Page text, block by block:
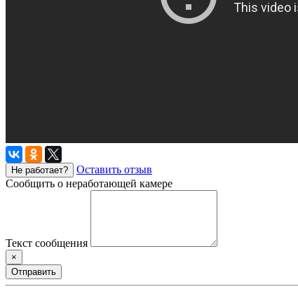
Не работает?
Оставить отзыв
Сообщить о неработающей камере
Текст сообщения
×
Отправить